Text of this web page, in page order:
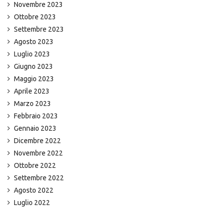
Novembre 2023
Ottobre 2023
Settembre 2023
Agosto 2023
Luglio 2023
Giugno 2023
Maggio 2023
Aprile 2023
Marzo 2023
Febbraio 2023
Gennaio 2023
Dicembre 2022
Novembre 2022
Ottobre 2022
Settembre 2022
Agosto 2022
Luglio 2022